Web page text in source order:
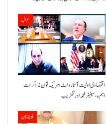
حوال
اقتصادی اولیت آتا رد اٹ امریکہ تون مذاکرات
اہم ءِ،سینیٹر محمد اورنگزیب
بلوچستان